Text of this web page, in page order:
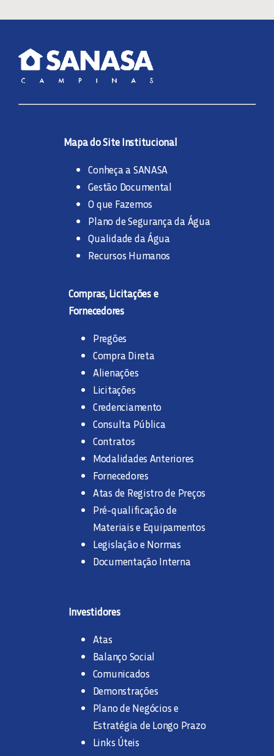
Mapa do Site Institucional
Conheça a SANASA
Gestão Documental
O que Fazemos
Plano de Segurança da Água
Qualidade da Água
Recursos Humanos
Compras, Licitações e
Fornecedores
Pregões
Compra Direta
Alienações
Licitações
Credenciamento
Consulta Pública
Contratos
Modalidades Anteriores
Fornecedores
Atas de Registro de Preços
Pré-qualificação de
Materiais e Equipamentos
Legislação e Normas
Documentação Interna
Investidores
Atas
Balanço Social
Comunicados
Demonstrações
Plano de Negócios e
Estratégia de Longo Prazo
Links Úteis